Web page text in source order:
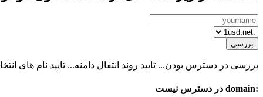
بررسی
بررسی در دسترس بودن... تایید روند انتقال دامنه... تایید نام های
:domain در دسترس نیست